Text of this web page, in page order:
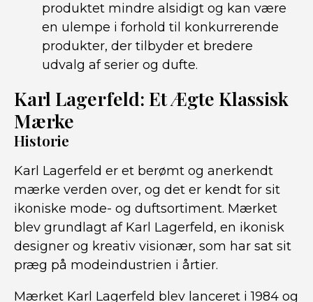
produktet mindre alsidigt og kan være
en ulempe i forhold til konkurrerende
produkter, der tilbyder et bredere
udvalg af serier og dufte.
Karl Lagerfeld: Et Ægte Klassisk
Mærke
Historie
Karl Lagerfeld er et berømt og anerkendt
mærke verden over, og det er kendt for sit
ikoniske mode- og duftsortiment. Mærket
blev grundlagt af Karl Lagerfeld, en ikonisk
designer og kreativ visionær, som har sat sit
præg på modeindustrien i årtier.
Mærket Karl Lagerfeld blev lanceret i 1984 og